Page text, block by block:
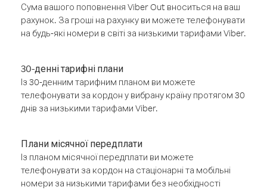
Сума вашого поповнення Viber Out вноситься на ваш
рахунок. За гроші на рахунку ви можете телефонувати
на будь-які номери в світі за низькими тарифами Viber.
30-денні тарифні плани
Із 30-денним тарифним планом ви можете
телефонувати за кордон у вибрану країну протягом 30
днів за низькими тарифами Viber.
Плани місячної передплати
Із планом місячної передплати ви можете
телефонувати за кордон на стаціонарні та мобільні
номери за низькими тарифами без необхідності